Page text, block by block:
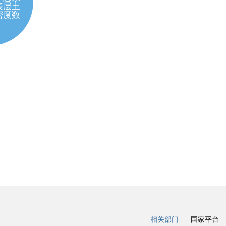
相关部门 国家平台